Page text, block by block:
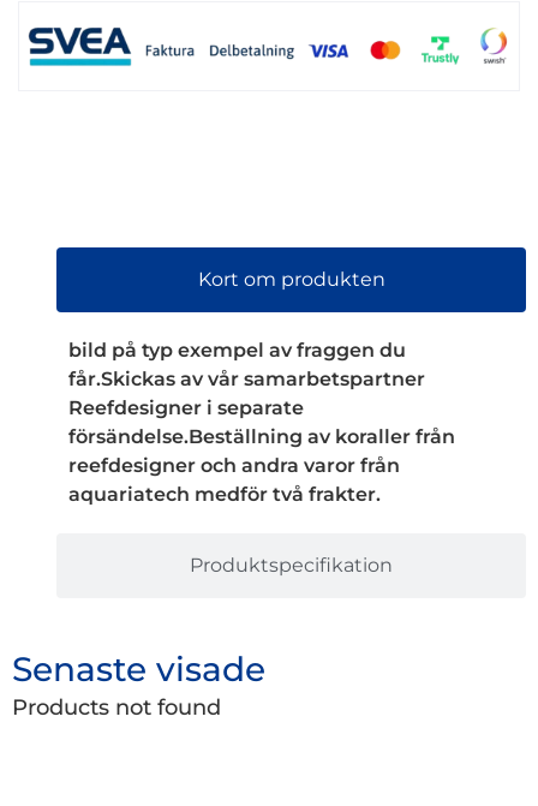
Kort om produkten
Produktspecifikation
bild på typ exempel av fraggen du
får.Skickas av vår samarbetspartner
Reefdesigner i separate
försändelse.Beställning av koraller från
reefdesigner och andra varor från
aquariatech medför två frakter.
Senaste visade
Products not found